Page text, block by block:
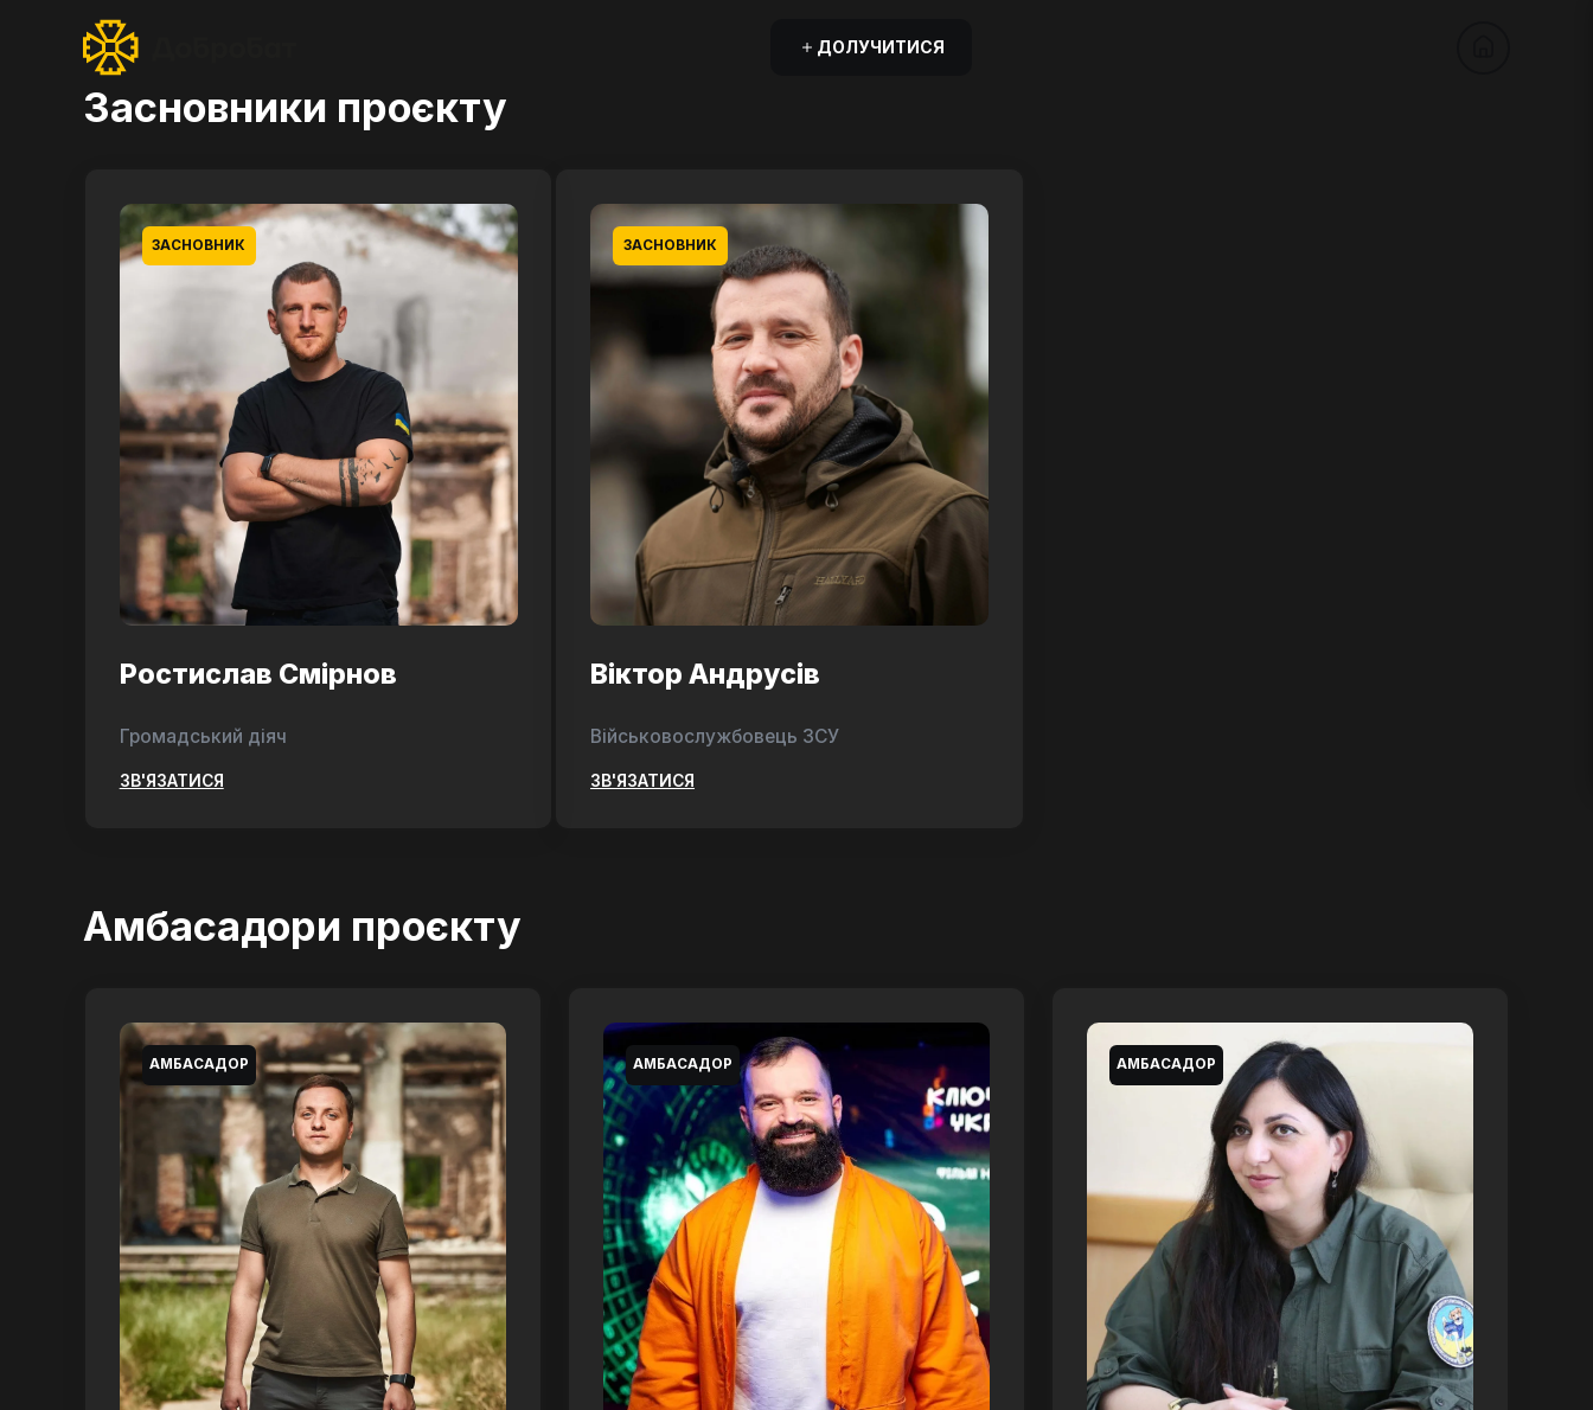
ДОЛУЧИТИСЯ
Засновники проєкту
ЗАСНОВНИК
Ростислав Смірнов
Громадський діяч
ЗВ'ЯЗАТИСЯ
ЗАСНОВНИК
Віктор Андрусів
Військовослужбовець ЗСУ
ЗВ'ЯЗАТИСЯ
Амбасадори проєкту
АМБАСАДОР АМБАСАДОР АМБАСАДОР